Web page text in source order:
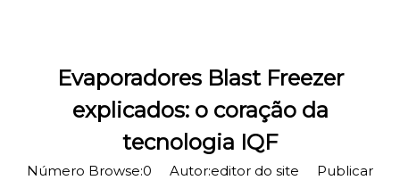
Evaporadores Blast Freezer
explicados: o coração da
tecnologia IQF
Número Browse:0 Autor:editor do site Publicar